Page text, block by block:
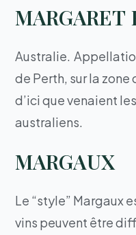
MARGARET
Australie.
de Perth, sur la
d’ici que venaient
australiens.
MARGAUX
Le “style” Margaux
vins peuvent être